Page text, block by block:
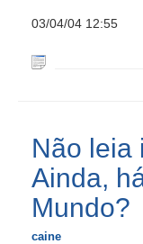
03/04/04 12:55
Não leia
Ainda,
Mundo?
caine